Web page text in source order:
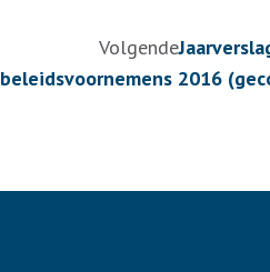
Volgende
beleidsvoornemens 2016